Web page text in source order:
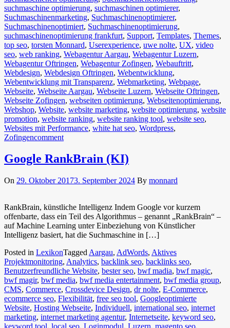
suchmaschine optimierung, suchmaschinen optimierer,
Suchmaschinenmarketing, Suchmaschinenoptimierer,
Suchmaschinenoptimiert, Suchmaschinenoptimierung,
suchmaschinenoptimierung frankfurt, Support, Templates, Themes,
top seo, torsten Monnard, Userexperience, uwe nolte, UX, video
seo, web ranking, Webagentur Aargau, Webagentur Luzern,
Webagentur Oftringen, Webagentur Zofingen, Webauftritt,
Webdesign, Webdesign Oftringen, Webentwicklung,
Webentwicklung mit Transparenz, Webmarketing, Webpage,
Webseite, Webseite Aargau, Webseite Luzern, Webseite Oftringen,
Webseite Zofingen, webseiten optimierung, Webseitenoptimierung,
Webshop, Website, website marketing, website optimierung, website
promotion, website ranking, website ranking tool, website seo,
Websites mit Performance, white hat seo, Wordpress,
Zofingencomment
Google RankBrain (KI)
On 29. Oktober 20173. September 2024 By monnard
RankBrain, künstliche Intelligenz Indem Google vor kurzem
offenbarte, dass ein Teil des Algorithmus – genannt „RankBrain“ –
auf Machine Learning unter Einbeziehung von Künstlicher
Intelligenz basiert, hat die Suchmaschine in […]
Posted in LexikonTagged Aargau, AdWords, Aktives
Projektmonitoring, Analytics, backlink seo, backlinks seo,
Benutzerfreundliche Website, bester seo, bwf madia, bwf magic,
bwf magir, bwf media, bwf media entertainment, bwf media group,
CMS, Commerce, Crossdevice Design, dr nolte, E-Commerce,
ecommerce seo, Flexibilität, free seo tool, Googleoptimierte
Website, Hosting Webseite, Individuell, international seo, internet
marketing, internet marketing agentur, Internetseite, keyword seo,